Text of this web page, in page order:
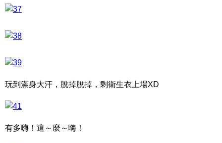
玩到滿身大汗，脫掉脫掉，剩衛生衣上場XD
有多嗨！這～麼～嗨！